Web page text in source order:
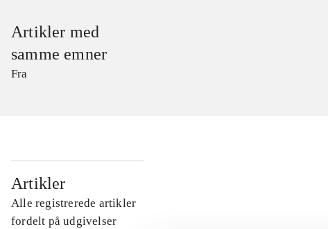
Artikler med
samme emner
Fra
Artikler
Alle registrerede artikler
fordelt på udgivelser